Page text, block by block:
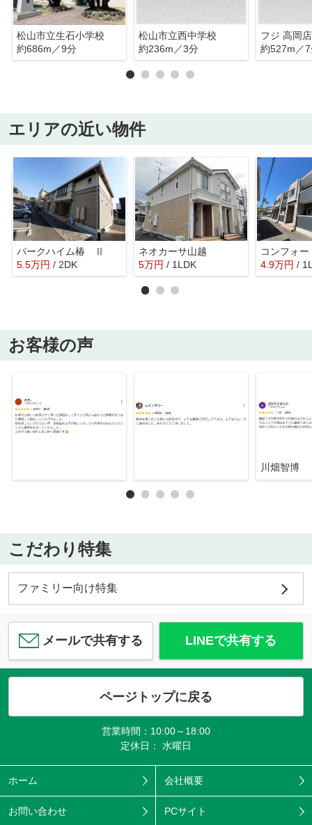
松山市立生石小学校
約686m／9分
松山市立西中学校
約236m／3分
フジ 高岡店
約527m／
エリアの近い物件
パークハイム椿 Ⅱ
5.5万円 / 2DK
ネオカーサ山越
5万円 / 1LDK
コンフォー
4.9万円 /
お客様の声
川畑智博
こだわり特集
ファミリー向け特集
メールで共有する LINEで共有する
ページトップに戻る
営業時間：10:00～18:00
定休日： 水曜日
ホーム 会社概要
お問い合わせ PCサイト